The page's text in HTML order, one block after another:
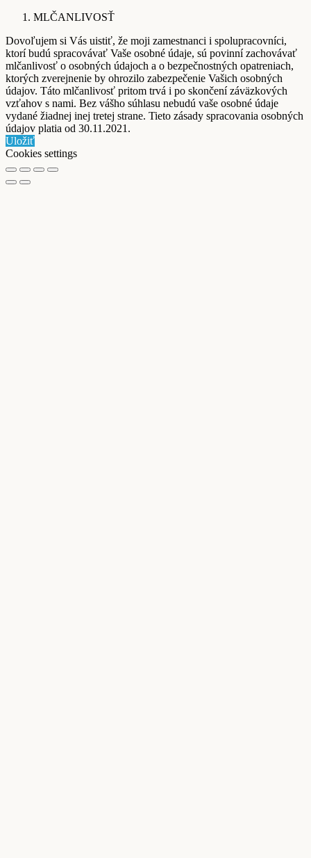
MLČANLIVOSŤ
Dovoľujem si Vás uistiť, že moji zamestnanci i spolupracovníci,
ktorí budú spracovávať Vaše osobné údaje, sú povinní zachovávať
mlčanlivosť o osobných údajoch a o bezpečnostných opatreniach,
ktorých zverejnenie by ohrozilo zabezpečenie Vašich osobných
údajov. Táto mlčanlivosť pritom trvá i po skončení záväzkových
vzťahov s nami. Bez vášho súhlasu nebudú vaše osobné údaje
vydané žiadnej inej tretej strane. Tieto zásady spracovania osobných
údajov platia od 30.11.2021.
Uložiť
Cookies settings